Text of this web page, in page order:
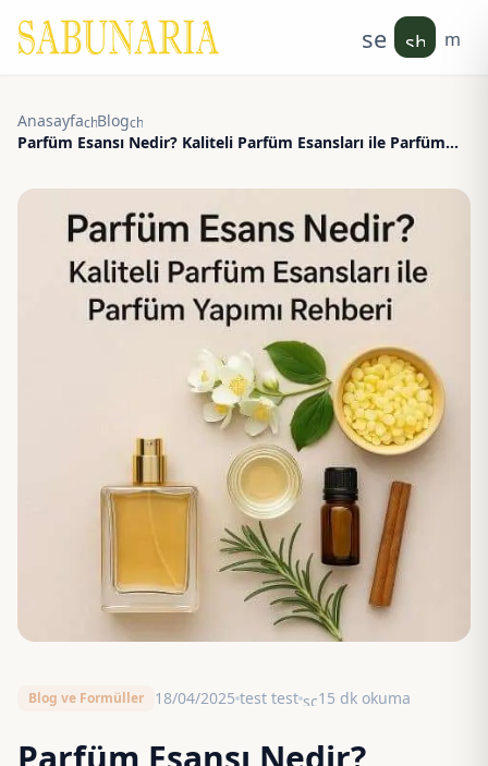
search
Anasayfachevron_right
Blogchevron_right
Parfüm Esansı Nedir? Kaliteli Parfüm Esansları ile Parfüm
Blog ve Formüller 18/04/2025 test test schedule
15 dk okuma